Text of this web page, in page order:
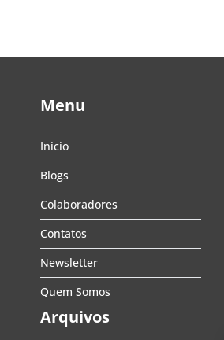
Menu
Início
Blogs
Colaboradores
Contatos
Newsletter
Quem Somos
Arquivos